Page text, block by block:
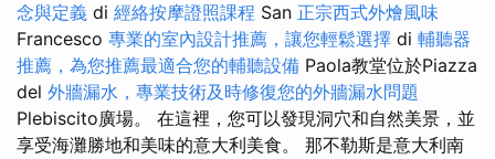
念與定義 di 經絡按摩證照課程 San 正宗西式外燴風味
Francesco 專業的室內設計推薦，讓您輕鬆選擇 di 輔聽器
推薦，為您推薦最適合您的輔聽設備 Paola教堂位於Piazza
del 外牆漏水，專業技術及時修復您的外牆漏水問題
Plebiscito廣場。 在這裡，您可以發現洞穴和自然美景，並
享受海灘勝地和美味的意大利美食。 那不勒斯是意大利南